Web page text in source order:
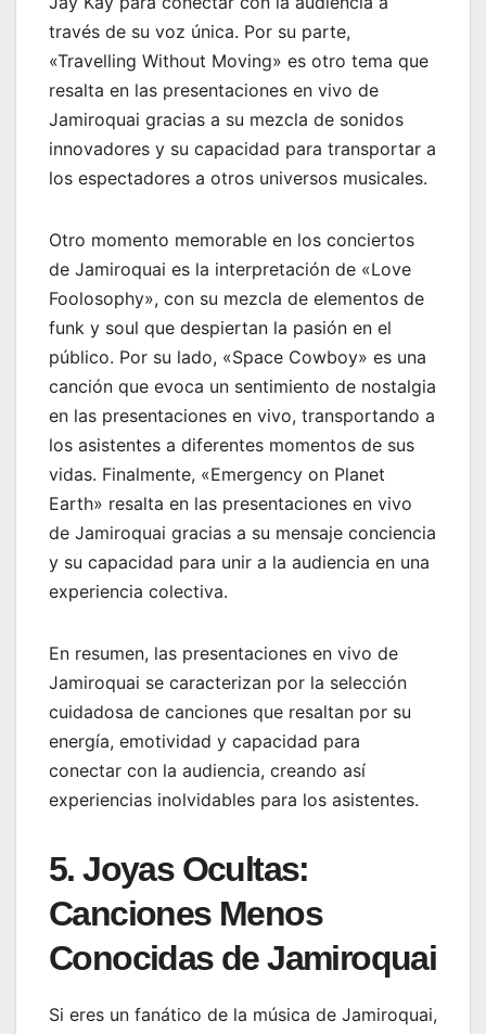
través de su voz única. Por su parte,
«Travelling Without Moving» es otro tema que
resalta en las presentaciones en vivo de
Jamiroquai gracias a su mezcla de sonidos
innovadores y su capacidad para transportar a
los espectadores a otros universos musicales.
Otro momento memorable en los conciertos
de Jamiroquai es la interpretación de «Love
Foolosophy», con su mezcla de elementos de
funk y soul que despiertan la pasión en el
público. Por su lado, «Space Cowboy» es una
canción que evoca un sentimiento de nostalgia
en las presentaciones en vivo, transportando a
los asistentes a diferentes momentos de sus
vidas. Finalmente, «Emergency on Planet
Earth» resalta en las presentaciones en vivo
de Jamiroquai gracias a su mensaje conciencia
y su capacidad para unir a la audiencia en una
experiencia colectiva.
En resumen, las presentaciones en vivo de
Jamiroquai se caracterizan por la selección
cuidadosa de canciones que resaltan por su
energía, emotividad y capacidad para
conectar con la audiencia, creando así
experiencias inolvidables para los asistentes.
5. Joyas Ocultas:
Canciones Menos
Conocidas de Jamiroquai
Si eres un fanático de la música de Jamiroquai,